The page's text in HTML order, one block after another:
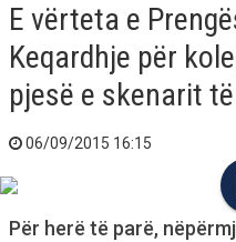
E vërteta e
Keqardhje për
pjesë e skenarit
06/09/2015 16:15
Për herë të parë,